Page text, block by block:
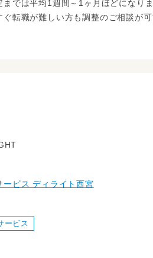
では平均1週間～1ヶ月ほどになりま
転職が難しい方も調整のご相談が可
ービス ディライト西宮
ービス